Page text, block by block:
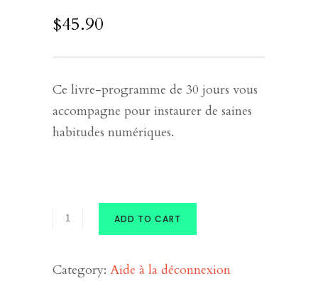
$45.90
Ce livre-programme de 30 jours vous
accompagne pour instaurer de saines
habitudes numériques.
ADD TO CART
Category: Aide à la déconnexion